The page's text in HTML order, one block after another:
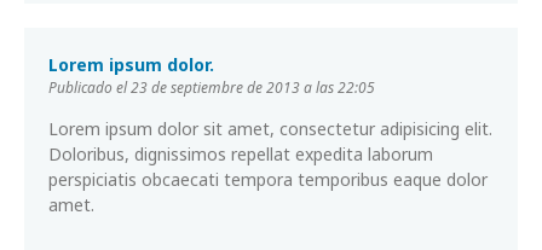
Lorem ipsum dolor.
Publicado el 23 de septiembre de 2013 a las 22:05
Lorem ipsum dolor sit amet, consectetur adipisicing elit.
Doloribus, dignissimos repellat expedita laborum
perspiciatis obcaecati tempora temporibus eaque dolor
amet.